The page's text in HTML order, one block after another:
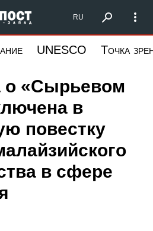
Северо-Запад
RU
UNESCO Точка
о «Сырьевом
в
повестку
в сфере